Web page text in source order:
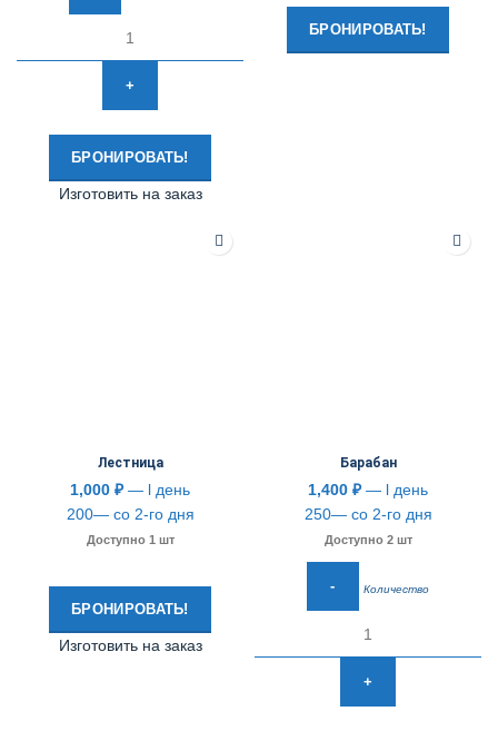
БРОНИРОВАТЬ!
Изготовить на заказ
БРОНИРОВАТЬ!
Лестница
1,000 ₽— l день
200— со 2-го дня
Доступно 1 шт
БРОНИРОВАТЬ!
Изготовить на заказ
Барабан
1,400 ₽— l день
250— со 2-го дня
Доступно 2 шт
Количество